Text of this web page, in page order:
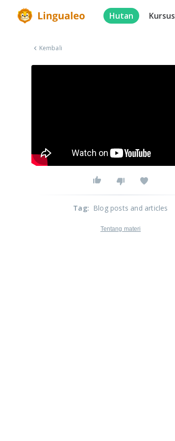
Hutan Kursus
Kembali
Tag: Blog posts and articles
Tentang materi